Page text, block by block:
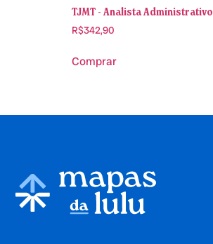
TJMT - Analista Administrativo
R$342,90
Comprar